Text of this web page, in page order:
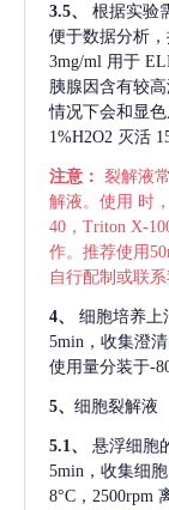
3.5、 根据实验
便于数据分析
3mg/ml 用于
胰腺因含有较
情况下会和显
1%H2O2 灭活
注意： 裂解液
解液。使用 时
40，Triton X-
作。推荐使用
自行配制或联系
4、 细胞培养上
5min，收集澄
使用量分装于-
5、 细胞裂解液
5.1、 悬浮细胞
5min，收集细
8°C，2500rpm